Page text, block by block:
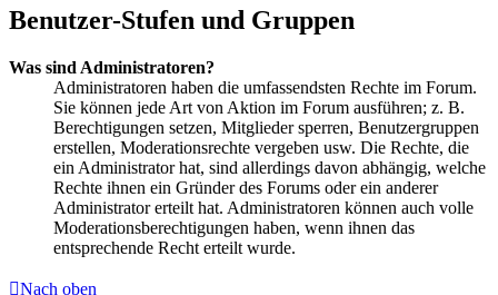
Benutzer-Stufen und Gruppen
Was sind Administratoren?
Administratoren haben die umfassendsten Rechte im Forum.
Sie können jede Art von Aktion im Forum ausführen; z. B.
Berechtigungen setzen, Mitglieder sperren, Benutzergruppen
erstellen, Moderationsrechte vergeben usw. Die Rechte, die
ein Administrator hat, sind allerdings davon abhängig, welche
Rechte ihnen ein Gründer des Forums oder ein anderer
Administrator erteilt hat. Administratoren können auch volle
Moderationsberechtigungen haben, wenn ihnen das
entsprechende Recht erteilt wurde.
Nach oben